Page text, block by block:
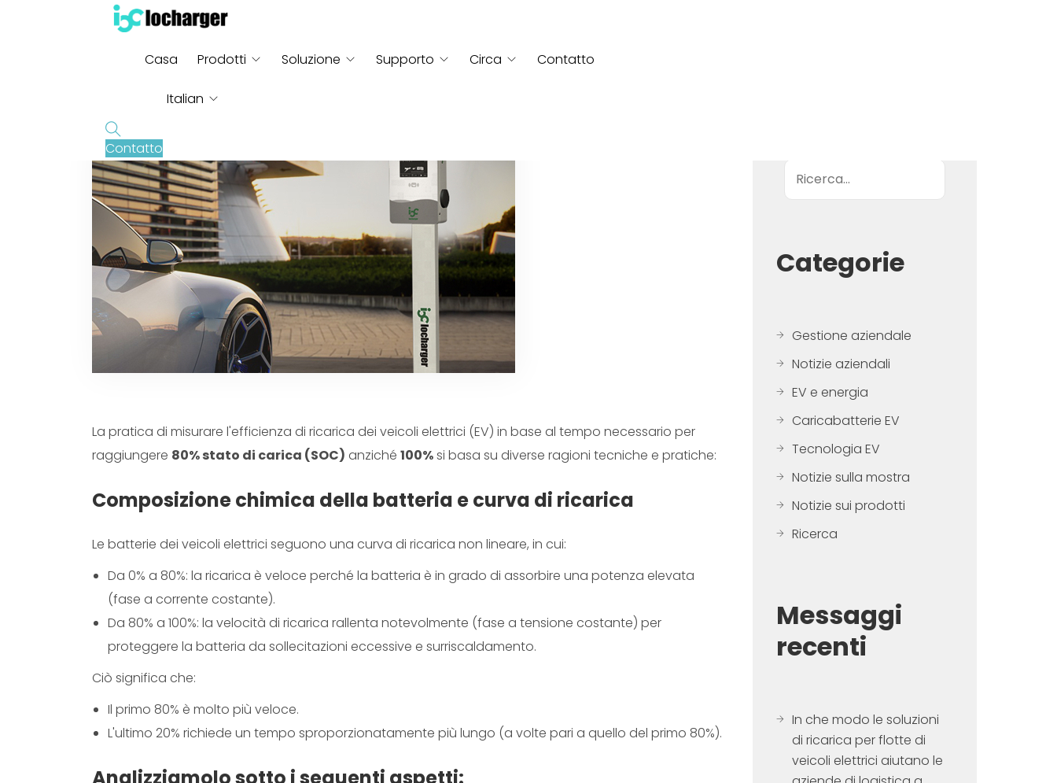
Casa Prodotti Soluzione Supporto Circa Contatto
Italian
English
French
German
Russian
Spanish
Portuguese
Polish
Contatto
La pratica di misurare l'efficienza di ricarica dei veicoli elettrici (EV) in base al tempo necessario per
raggiungere 80% stato di carica (SOC) anziché 100%si basa su diverse ragioni tecniche e pratiche:
Composizione chimica della batteria e curva di ricarica
Le batterie dei veicoli elettrici seguono una curva di ricarica non lineare, in cui:
Da 0% a 80%: la ricarica è veloce perché la batteria è in grado di assorbire una potenza elevata
(fase a corrente costante).
Da 80% a 100%: la velocità di ricarica rallenta notevolmente (fase a tensione costante) per
proteggere la batteria da sollecitazioni eccessive e surriscaldamento.
Ciò significa che:
Il primo 80% è molto più veloce.
L'ultimo 20% richiede un tempo sproporzionatamente più lungo (a volte pari a quello del primo 80%).
Ricerca
Categorie
Gestione aziendale
Notizie aziendali
EV e energia
Caricabatterie EV
Tecnologia EV
Notizie sulla mostra
Notizie sui prodotti
Ricerca
Messaggi
recenti
In che modo le soluzioni
di ricarica per flotte di
veicoli elettrici aiutano le